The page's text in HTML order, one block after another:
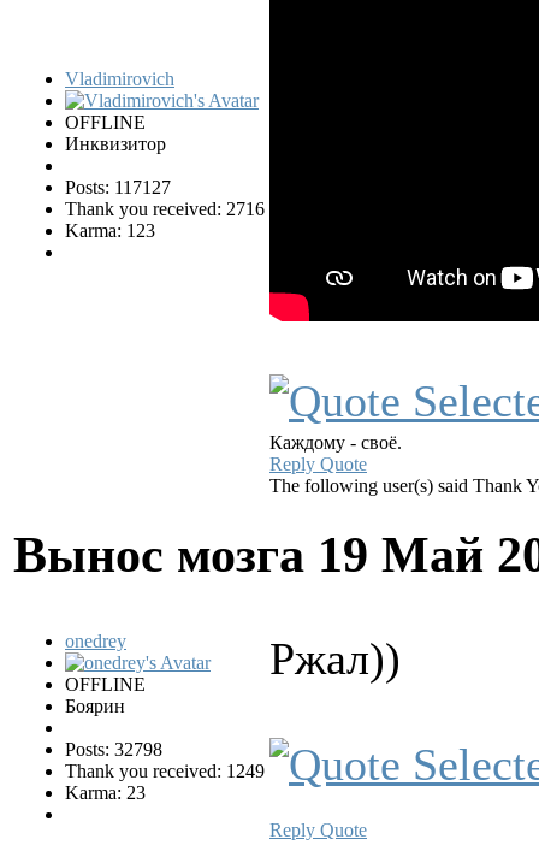
Vladimirovich
OFFLINE
Инквизитор
Posts: 117127
Thank you received: 2716
Karma: 123
Каждому - своё.
Reply Quote
The following user(s) said Thank
Вынос мозга 19 Май
onedrey
OFFLINE
Боярин
Posts: 32798
Thank you received: 1249
Karma: 23
Ржал))
Reply Quote